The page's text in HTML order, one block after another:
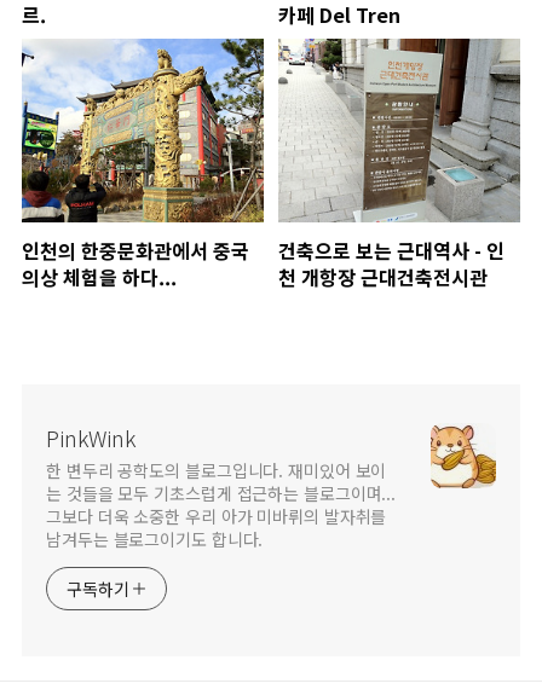
르.
카페 Del Tren
인천의 한중문화관에서 중국
의상 체험을 하다...
건축으로 보는 근대역사 - 인
천 개항장 근대건축전시관
PinkWink
한 변두리 공학도의 블로그입니다. 재미있어 보이
는 것들을 모두 기초스럽게 접근하는 블로그이며...
그보다 더욱 소중한 우리 아가 미바뤼의 발자취를
남겨두는 블로그이기도 합니다.
구독하기